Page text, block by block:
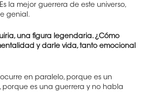
la mejor guerrera de este universo,
genial.
una figura legendaria. ¿Cómo
y darle vida, tanto emocional
en paralelo, porque es un
porque es una guerrera y no habla